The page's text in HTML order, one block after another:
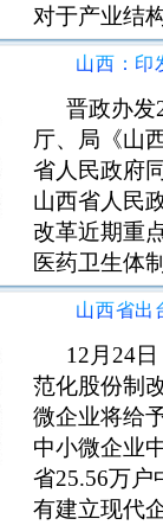
对于产业结
替代、柴油
办。方案要
坚持企业排
晋政办发
厅、局《山
省人民政府
山西省人民
改革近期重
医药卫生体
化医药卫生
202120号)
实以下工作
12月24
范化股份制
微企业将给
中小微企业
省25.56万户
有建立现代